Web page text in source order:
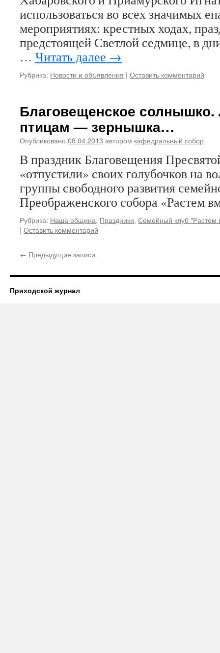
использоваться во всех значимых
мероприятиях: крестных ходах,
предстоящей Светлой седмице, в
… Читать далее →
Рубрика: Новости и объявления | Оставить комментарий
Благовещенское
птицам — зернышка…
Опубликовано 08.04.2013 автором кафедральный собор
В праздник Благовещения
«отпустили» своих голубочков на
группы свободного развития
Преображенского собора «Растем
Рубрика: Наша община, Праздники, Семейный клуб "Растем
| Оставить комментарий
← Предыдущие записи
Приходской журнал